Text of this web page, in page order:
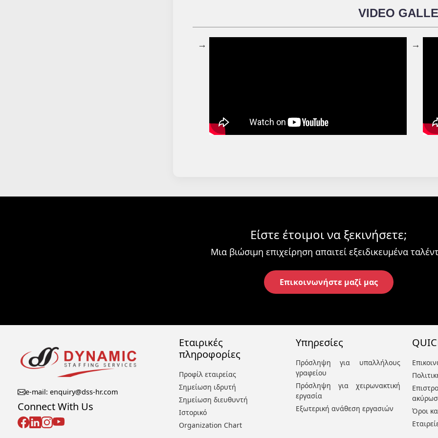
VIDEO
Είστε έτοιμοι να ξεκινήσετε;
Μια βιώσιμη επιχείρηση απαιτεί εξειδικευμένα
Επικοινωνήστε μαζί μας
e-mail: enquiry@dss-hr.com
Connect With Us
Εταιρικές
πληροφορίες
Προφίλ εταιρείας
Σημείωση ιδρυτή
Σημείωση διευθυντή
Ιστορικό
Organization Chart
Υπηρεσίες
Πρόσληψη για υπαλλήλους
γραφείου
Πρόσληψη για χειρωνακτική
εργασία
Εξωτερική ανάθεση εργασιών
Όροι